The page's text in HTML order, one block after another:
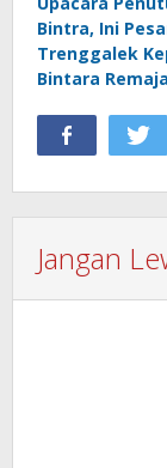
pos
Bintra, Ini
Trenggalek
Bintara Remaja
Jangan